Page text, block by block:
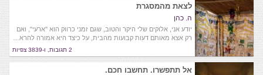
לצאת מהמסגרת
ה. כהן
יודע אני, אלוקים שלי היקר והטוב, שגם זמני כרווק הוא "ארעי", ואם
רק אצא מאותם דעות קבועות מהבית, על כיצד היא אמורה להרא…
2 תגובות, ו-3839 צפיות
אל תתפשרו. תחשבו חכם.